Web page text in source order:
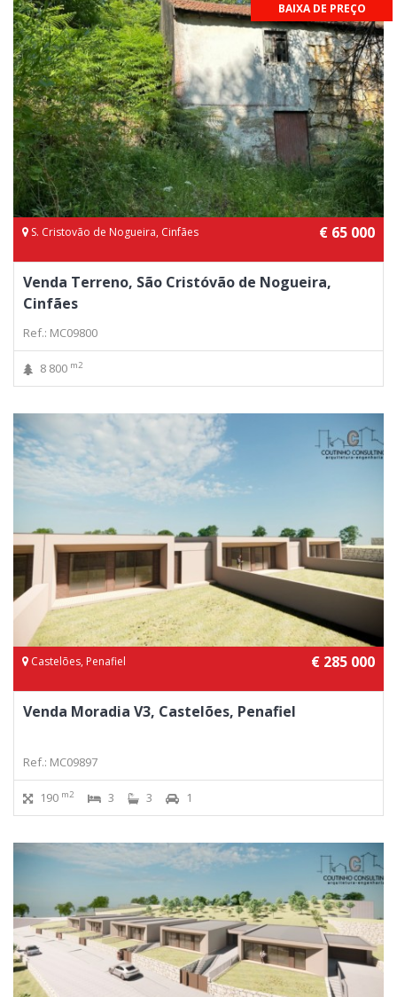
BAIXA DE PREÇO
S. Cristovão de Nogueira, Cinfães € 65 000
Venda Terreno, São Cristóvão de Nogueira,
Cinfães
Ref.: MC09800
8 800 m2
Castelões, Penafiel € 285 000
Venda Moradia V3, Castelões, Penafiel
Ref.: MC09897
190 m2 3 3 1